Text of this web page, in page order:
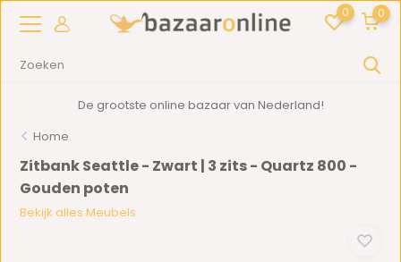
0 0
De grootste online bazaar van Nederland!
Home
Zitbank Seattle - Zwart | 3 zits - Quartz 800 -
Gouden poten
Bekijk alles Meubels